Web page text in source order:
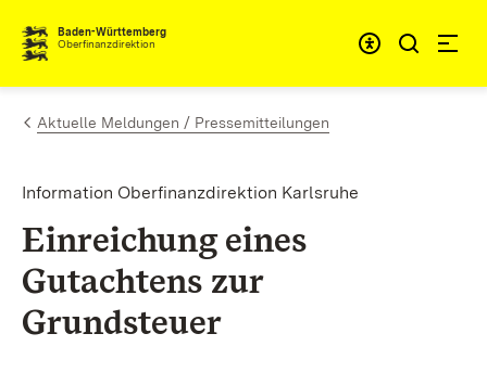
Zum Inhalt springen
Baden-Württemberg
Oberfinanzdirektion
Aktuelle Meldungen / Pressemitteilungen
Information Oberfinanzdirektion Karlsruhe
Einreichung eines
Gutachtens zur
Grundsteuer